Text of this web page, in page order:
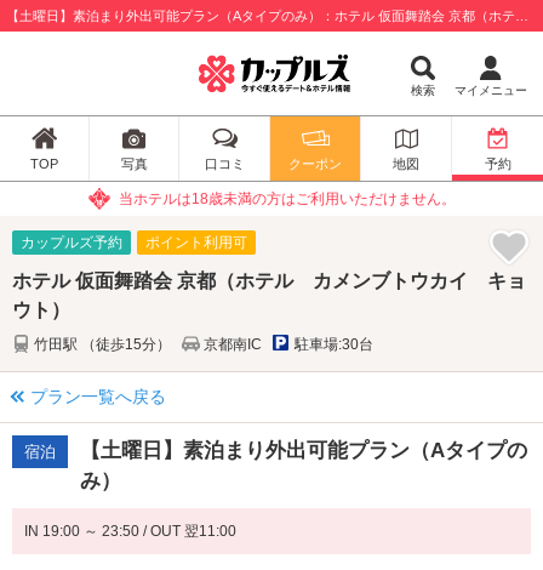
検索 マイメニュー
TOP 写真 口コミ クーポン 地図 予約
当ホテルは18歳未満の方はご利用いただけません。
カップルズ予約 ポイント利用可
ホテル 仮面舞踏会 京都（ホテル カメンブトウカイ キョ
ウト）
竹田駅 （徒歩15分） 京都南IC 駐車場:30台
プラン一覧へ戻る
宿泊
【土曜日】素泊まり外出可能プラン（Aタイプの
み）
IN 19:00 ～ 23:50 / OUT 翌11:00